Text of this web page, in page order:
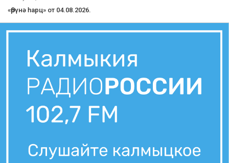
Вести Калмыкия. Дневной выпуск от 04.08.2026.